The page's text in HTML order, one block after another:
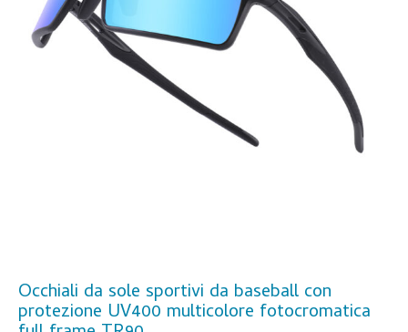
Occhiali da sole sportivi da baseball con
protezione UV400 multicolore fotocromatica